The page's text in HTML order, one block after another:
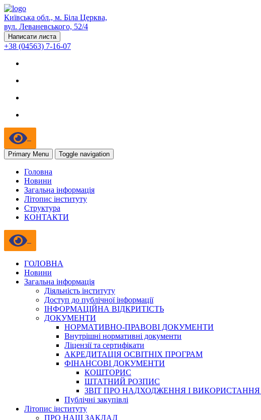
Київська обл., м. Біла Церква,
вул. Леваневського, 52/4
Написати листа
+38 (04563) 7-16-07
Primary Menu Toggle navigation
Головна
Новини
Загальна інформація
Літопис інституту
Структура
КОНТАКТИ
ГОЛОВНА
Новини
Загальна інформація
Діяльність інституту
Доступ до публічної інформації
ІНФОРМАЦІЙНА ВІДКРИТІСТЬ
ДОКУМЕНТИ
НОРМАТИВНО-ПРАВОВІ ДОКУМЕНТИ
Внутрішні нормативні документи
Ліцензії та сертифікати
АКРЕДИТАЦІЯ ОСВІТНІХ ПРОГРАМ
ФІНАНСОВІ ДОКУМЕНТИ
КОШТОРИС
ШТАТНИЙ РОЗПИС
ЗВІТ ПРО НАДХОДЖЕННЯ І
Публічні закупівлі
Літопис інституту
ПРО НАШ ЗАКЛАД